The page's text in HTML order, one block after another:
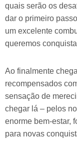
quais serão os
dar o primeiro
um excelente
queremos
Ao finalmente
recompensados
sensação de
chegar lá – pelos
enorme bem-estar,
para novas